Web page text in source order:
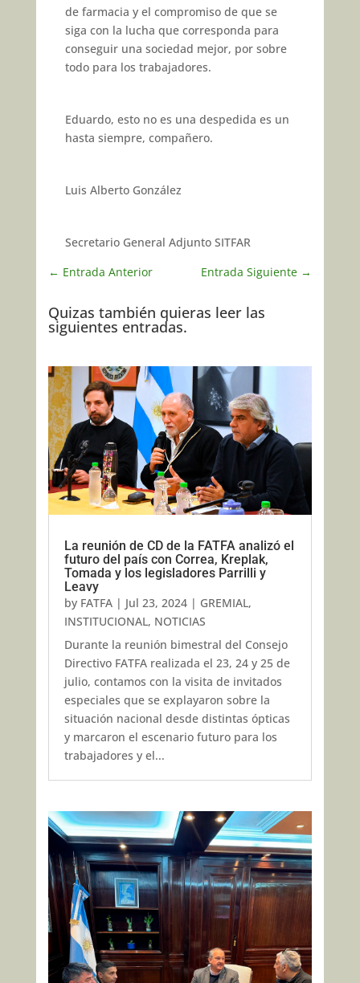
de farmacia y el compromiso de que se
siga con la lucha que corresponda para
conseguir una sociedad mejor, por sobre
todo para los trabajadores.
Eduardo, esto no es una despedida es un
hasta siempre, compañero.
Luis Alberto González
Secretario General Adjunto SITFAR
← Entrada Anterior Entrada Siguiente →
Quizas también quieras leer las
siguientes entradas.
La reunión de CD de la FATFA analizó el
futuro del país con Correa, Kreplak,
Tomada y los legisladores Parrilli y
Leavy
by FATFA| Jul 23, 2024| GREMIAL,
INSTITUCIONAL, NOTICIAS
Durante la reunión bimestral del Consejo
Directivo FATFA realizada el 23, 24 y 25 de
julio, contamos con la visita de invitados
especiales que se explayaron sobre la
situación nacional desde distintas ópticas
y marcaron el escenario futuro para los
trabajadores y el...